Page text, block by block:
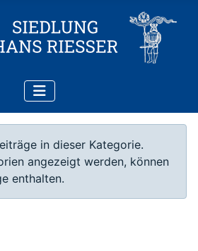
in dieser Kategorie.
angezeigt werden, können
enthalten.